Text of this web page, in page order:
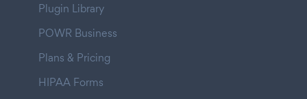
Plugin Library
POWR Business
Plans & Pricing
HIPAA Forms